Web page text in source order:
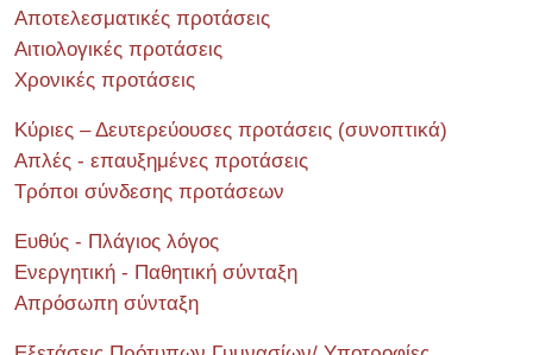
Αποτελεσματικές προτάσεις
Αιτιολογικές προτάσεις
Χρονικές προτάσεις
Κύριες – Δευτερεύουσες προτάσεις (συνοπτικά)
Απλές - επαυξημένες προτάσεις
Τρόποι σύνδεσης προτάσεων
Ευθύς - Πλάγιος λόγος
Ενεργητική - Παθητική σύνταξη
Απρόσωπη σύνταξη